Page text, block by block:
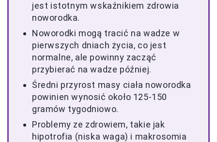
jest istotnym wskaźnikiem zdrowia
noworodka.
Noworodki mogą tracić na wadze w
pierwszych dniach życia, co jest
normalne, ale powinny zacząć
przybierać na wadze później.
Średni przyrost masy ciała noworodka
powinien wynosić około 125-150
gramów tygodniowo.
Problemy ze zdrowiem, takie jak
hipotrofia (niska waga) i makrosomia